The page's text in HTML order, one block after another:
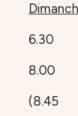
6.30
(8.45